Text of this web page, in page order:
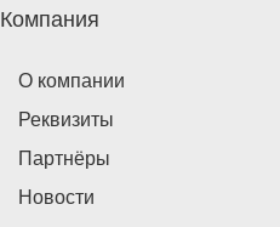
Компания
О компании
Реквизиты
Партнёры
Новости